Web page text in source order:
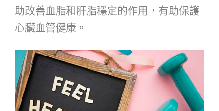
助改善血脂和肝脂穩定的作用，有助保護
心臟血管健康。